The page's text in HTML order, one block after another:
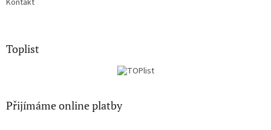
Kontakt
Toplist
Přijímáme online platby